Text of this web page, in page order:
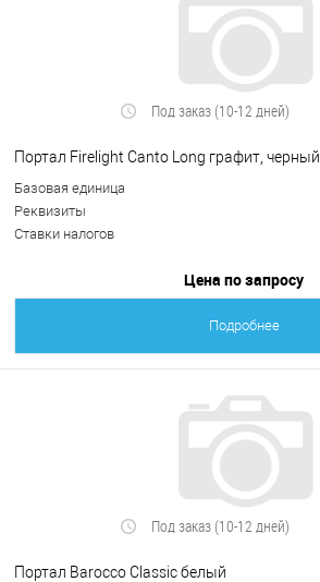
Под заказ (10-12 дней)
Портал Firelight Canto Long графит, черный
Базовая единица
Реквизиты
Ставки налогов
Цена по запросу
Подробнее
Под заказ (10-12 дней)
Портал Barocco Classic белый